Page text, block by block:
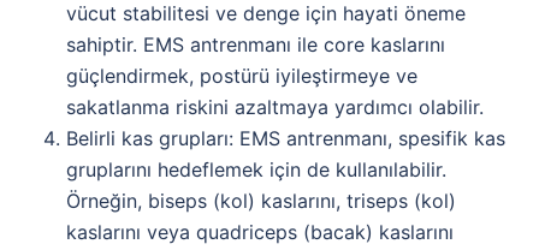
vücut stabilitesi ve denge için hayati öneme
sahiptir. EMS antrenmanı ile core kaslarını
güçlendirmek, postürü iyileştirmeye ve
sakatlanma riskini azaltmaya yardımcı olabilir.
Belirli kas grupları: EMS antrenmanı, spesifik kas
gruplarını hedeflemek için de kullanılabilir.
Örneğin, biseps (kol) kaslarını, triseps (kol)
kaslarını veya quadriceps (bacak) kaslarını